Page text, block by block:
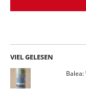
VIEL GELESEN
Balea: